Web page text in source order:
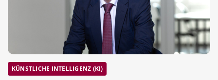
KÜNSTLICHE INTELLIGENZ (KI)